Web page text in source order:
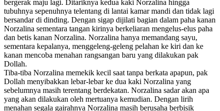
bergerak maju lagi. Ditariknya kedua kaki Norzalina hingga
tubuhnya sepenuhnya telentang di lantai kamar mandi dan tidak lagi
bersandar di dinding. Dengan sigap dijilati bagian dalam paha kanan
Norzalina sementara tangan kirinya berkeliaran mengelus-elus paha
dan betis kanan Norzalina. Norzalina hanya memandang sayu,
sementara kepalanya, menggeleng-geleng pelahan ke kiri dan ke
kanan mencoba menahan rangsangan baru yang dilakukan pak
Dollah.
Tiba-tiba Norzalina memekik kecil saat tanpa berkata apapun, pak
Dollah menyibakkan lebar-lebar ke dua kaki Norzalina yang
sebelumnya masih terentang berdekatan. Norzalina sadar akan apa
yang akan dilakukan oleh mertuanya kemudian. Dengan lirih
menahan segala gairahnya Norzalina masih berusaha berbisik